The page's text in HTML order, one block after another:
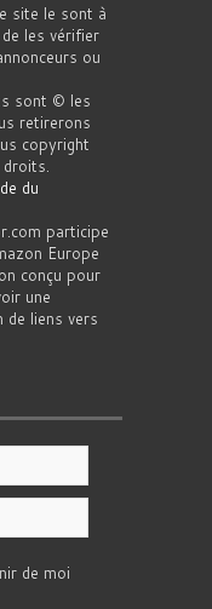
site le sont à
les vérifier
ou
sont © les
retirerons
copyright
droits.
du
participe
Europe
conçu pour
une
de liens vers
de moi